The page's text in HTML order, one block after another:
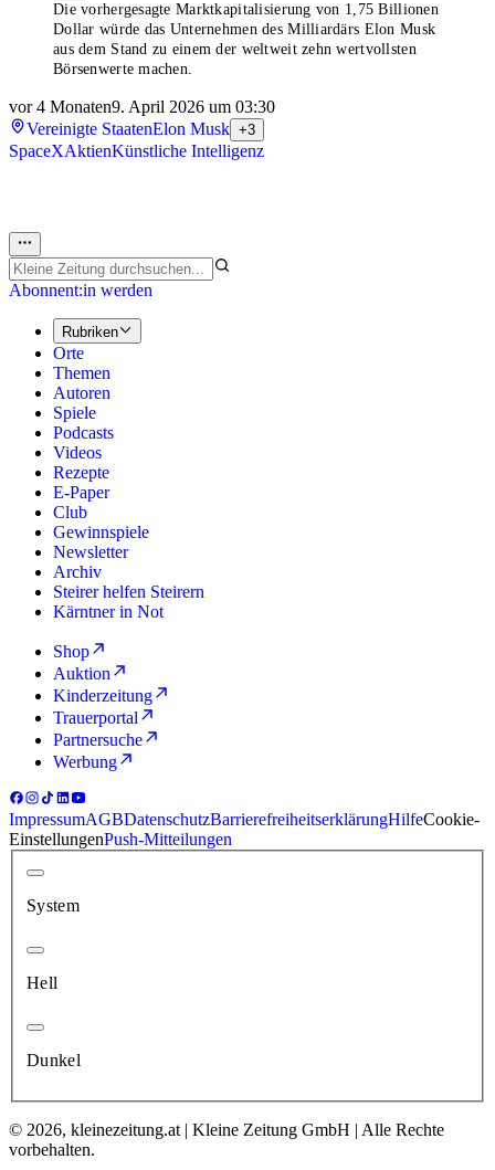
Die vorhergesagte Marktkapitalisierung von 1,75 Billionen
Dollar würde das Unternehmen des Milliardärs Elon Musk
aus dem Stand zu einem der weltweit zehn wertvollsten
Börsenwerte machen.
vor 4 Monaten9. April 2026 um 03:30
Vereinigte StaatenElon Musk +3
SpaceXAktienKünstliche Intelligenz
Abonnent:in werden
Rubriken
Orte
Themen
Autoren
Spiele
Podcasts
Videos
Rezepte
E-Paper
Club
Gewinnspiele
Newsletter
Archiv
Steirer helfen Steirern
Kärntner in Not
Shop
Auktion
Kinderzeitung
Trauerportal
Partnersuche
Werbung
ImpressumAGBDatenschutzBarrierefreiheitserklärungHilfeCookie-
EinstellungenPush-Mitteilungen
System
Hell
Dunkel
© 2026, kleinezeitung.at | Kleine Zeitung GmbH | Alle Rechte
vorbehalten.